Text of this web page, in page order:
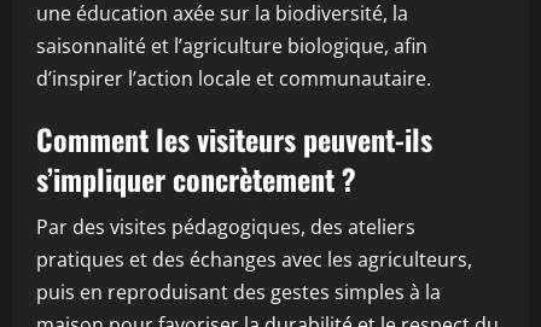
une éducation axée sur la biodiversité, la
saisonnalité et l’agriculture biologique, afin
d’inspirer l’action locale et communautaire.
Comment les visiteurs peuvent-ils
s’impliquer concrètement ?
Par des visites pédagogiques, des ateliers
pratiques et des échanges avec les agriculteurs,
puis en reproduisant des gestes simples à la